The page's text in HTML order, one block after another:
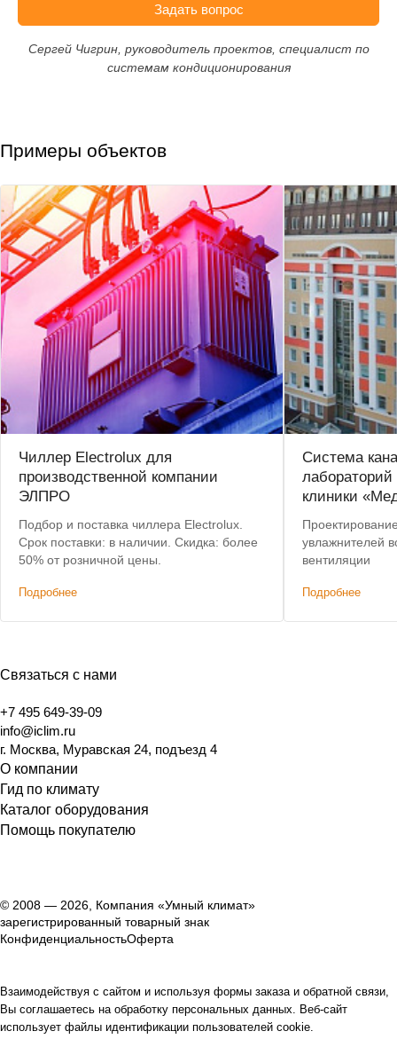
Задать вопрос
Сергей Чигрин, руководитель проектов, специалист по
системам кондиционирования
Примеры объектов
Чиллер Electrolux для
производственной компании
ЭЛПРО
Подбор и поставка чиллера Electrolux.
Срок поставки: в наличии. Скидка: более
50% от розничной цены.
Подробнее
Система
клиники
увлажнителей
вентиляции
Подробнее
Связаться с нами
+7 495 649-39-09
info@iclim.ru
г. Москва, Муравская 24, подъезд 4
О компании
Гид по климату
Каталог оборудования
Помощь покупателю
© 2008 — 2026, Компания «Умный климат»
зарегистрированный товарный знак
КонфиденциальностьОферта
Взаимодействуя с сайтом и используя формы заказа и обратной связи,
Вы соглашаетесь на обработку персональных данных. Веб-сайт
использует файлы идентификации пользователей cookie.